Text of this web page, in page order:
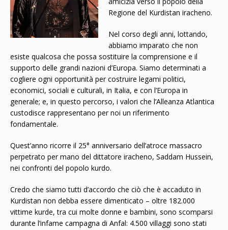
Regione del Kurdistan iracheno.
Nel corso degli anni, lottando,
abbiamo imparato che non
esiste qualcosa che possa sostituire la comprensione e il
supporto delle grandi nazioni d’Europa. Siamo determinati a
cogliere ogni opportunità per costruire legami politici,
economici, sociali e culturali, in Italia, e con l’Europa in
generale; e, in questo percorso, i valori che l’Alleanza Atlantica
custodisce rappresentano per noi un riferimento
fondamentale.
Quest’anno ricorre il 25° anniversario dell’atroce massacro
perpetrato per mano del dittatore iracheno, Saddam Hussein,
nei confronti del popolo kurdo.
Credo che siamo tutti d’accordo che ciò che è accaduto in
Kurdistan non debba essere dimenticato – oltre 182.000
vittime kurde, tra cui molte donne e bambini, sono scomparsi
durante l’infame campagna di Anfal: 4.500 villaggi sono stati